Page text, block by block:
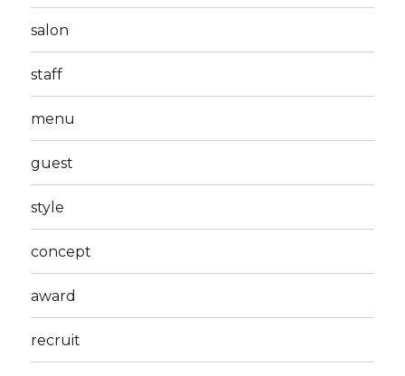
salon
staff
menu
guest
style
concept
award
recruit